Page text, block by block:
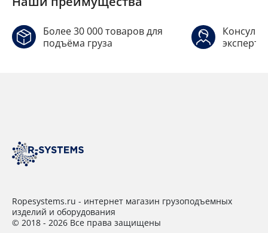
Более 30 000 товаров для
подъёма груза
Ropesystems.ru - интернет магазин грузоподъемных
изделий и оборудования
© 2018 - 2026 Все права защищены